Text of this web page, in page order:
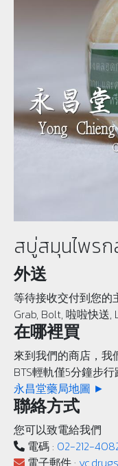
สบู่สมุนไพรก
外送
等待接收交付到您的
Grab, Bolt, 啦啦快送,
在哪裡買
來到我們的商店，我
BTS輕軌僅5分鐘步行
永昌堂藥局地圖 ►
聯絡方式
您可以致電給我們
電碼 : 02-212-